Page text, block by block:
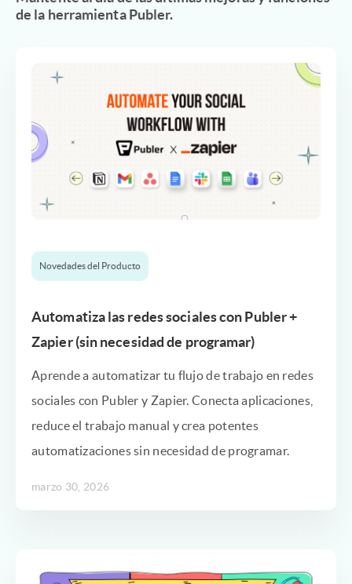
de la herramienta Publer.
Novedades del Producto
Automatiza las redes sociales con Publer +
Zapier (sin necesidad de programar)
Aprende a automatizar tu flujo de trabajo en redes
sociales con Publer y Zapier. Conecta aplicaciones,
reduce el trabajo manual y crea potentes
automatizaciones sin necesidad de programar.
marzo 30, 2026